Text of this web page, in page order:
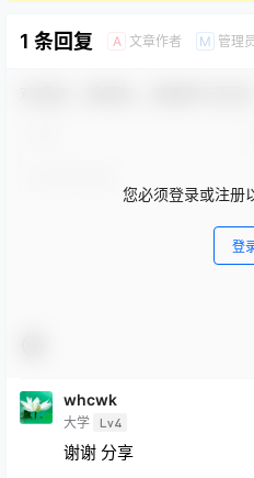
1 条回复 A 文章作者 M 管理员
您必须登录或注册
登
whcwk
大学 Lv4
谢谢 分享